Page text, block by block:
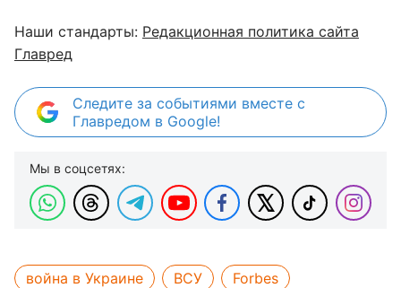
Наши стандарты: Редакционная политика сайта
Главред
Следите за событиями вместе с
Главредом в Google!
Мы в соцсетях:
война в Украине ВСУ
Forbes